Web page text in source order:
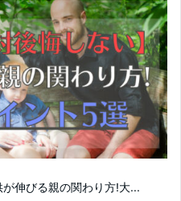
が伸びる親の関わり方!大...